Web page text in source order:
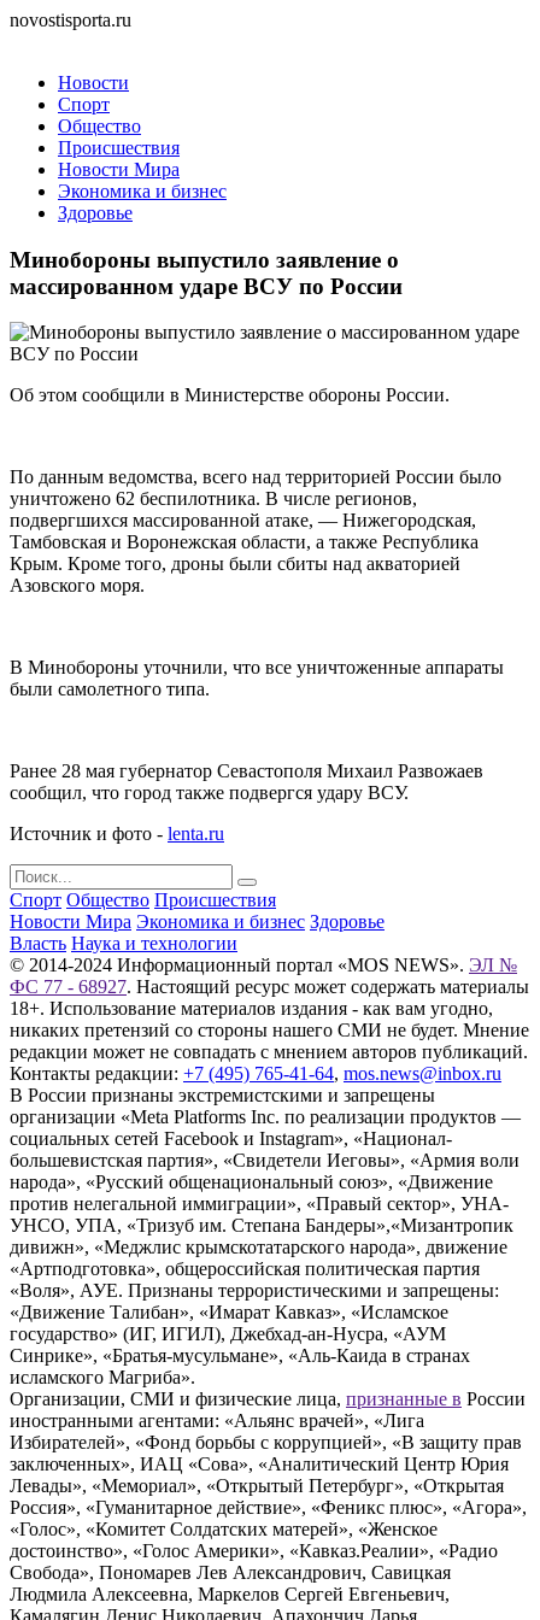
novostisporta.ru
Новости
Спорт
Общество
Происшествия
Новости Мира
Экономика и бизнес
Здоровье
Минобороны выпустило заявление о
массированном ударе ВСУ по России
Об этом сообщили в Министерстве обороны России.
По данным ведомства, всего над территорией России было
уничтожено 62 беспилотника. В числе регионов,
подвергшихся массированной атаке, — Нижегородская,
Тамбовская и Воронежская области, а также Республика
Крым. Кроме того, дроны были сбиты над акваторией
Азовского моря.
В Минобороны уточнили, что все уничтоженные аппараты
были самолетного типа.
Ранее 28 мая губернатор Севастополя Михаил Развожаев
сообщил, что город также подвергся удару ВСУ.
Источник и фото - lenta.ru
Спорт Общество Происшествия
Новости Мира Экономика и бизнес Здоровье
Власть Наука и технологии
© 2014-2024 Информационный портал «MOS NEWS». ЭЛ №
ФС 77 - 68927. Настоящий ресурс может содержать материалы
18+. Использование материалов издания - как вам угодно,
никаких претензий со стороны нашего СМИ не будет. Мнение
редакции может не совпадать с мнением авторов публикаций.
Контакты редакции: +7 (495) 765-41-64, mos.news@inbox.ru
В России признаны экстремистскими и запрещены
организации «Meta Platforms Inc. по реализации продуктов —
социальных сетей Facebook и Instagram», «Национал-
большевистская партия», «Свидетели Иеговы», «Армия воли
народа», «Русский общенациональный союз», «Движение
против нелегальной иммиграции», «Правый сектор», УНА-
УНСО, УПА, «Тризуб им. Степана Бандеры»,«Мизантропик
дивижн», «Меджлис крымскотатарского народа», движение
«Артподготовка», общероссийская политическая партия
«Воля», АУЕ. Признаны террористическими и запрещены:
«Движение Талибан», «Имарат Кавказ», «Исламское
государство» (ИГ, ИГИЛ), Джебхад-ан-Нусра, «АУМ
Синрике», «Братья-мусульмане», «Аль-Каида в странах
исламского Магриба».
Организации, СМИ и физические лица, признанные в России
иностранными агентами: «Альянс врачей», «Лига
Избирателей», «Фонд борьбы с коррупцией», «В защиту прав
заключенных», ИАЦ «Сова», «Аналитический Центр Юрия
Левады», «Мемориал», «Открытый Петербург», «Открытая
Россия», «Гуманитарное действие», «Феникс плюс», «Агора»,
«Голос», «Комитет Солдатских матерей», «Женское
достоинство», «Голос Америки», «Кавказ.Реалии», «Радио
Свобода», Пономарев Лев Александрович, Савицкая
Людмила Алексеевна, Маркелов Сергей Евгеньевич,